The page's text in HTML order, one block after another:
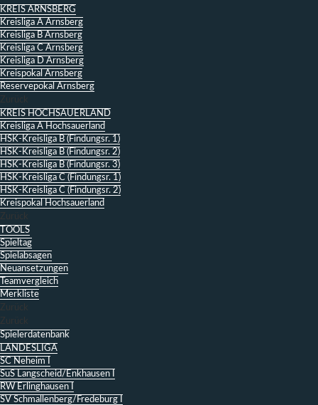
KREIS ARNSBERG
Kreisliga A Arnsberg
Kreisliga B Arnsberg
Kreisliga C Arnsberg
Kreisliga D Arnsberg
Kreispokal Arnsberg
Reservepokal Arnsberg
Zurück
KREIS HOCHSAUERLAND
Kreisliga A Hochsauerland
HSK-Kreisliga B (Findungsr. 1)
HSK-Kreisliga B (Findungsr. 2)
HSK-Kreisliga B (Findungsr. 3)
HSK-Kreisliga C (Findungsr. 1)
HSK-Kreisliga C (Findungsr. 2)
Kreispokal Hochsauerland
Zurück
TOOLS
Spieltag
Spielabsagen
Neuansetzungen
Teamvergleich
Merkliste
Zurück
Zurück
Spielerdatenbank
LANDESLIGA
SC Neheim I
SuS Langscheid/Enkhausen I
RW Erlinghausen I
SV Schmallenberg/Fredeburg I